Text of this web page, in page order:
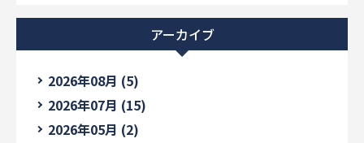
アーカイブ
2026年08月 (5)
2026年07月 (15)
2026年05月 (2)